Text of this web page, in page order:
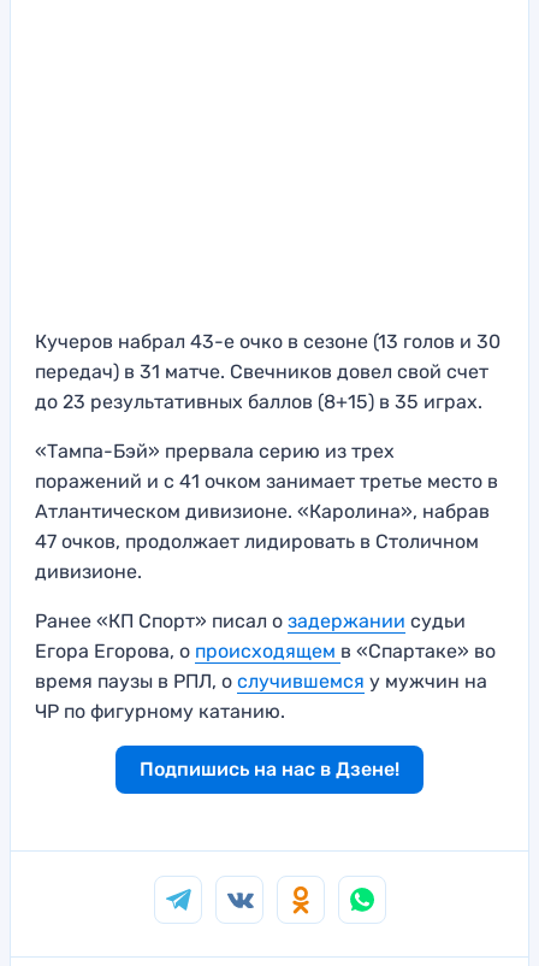
Кучеров набрал 43-е очко в сезоне (13 голов и 30
передач) в 31 матче. Свечников довел свой счет
до 23 результативных баллов (8+15) в 35 играх.
«Тампа-Бэй» прервала серию из трех
поражений и с 41 очком занимает третье место в
Атлантическом дивизионе. «Каролина», набрав
47 очков, продолжает лидировать в Столичном
дивизионе.
Ранее «КП Спорт» писал о задержании судьи
Егора Егорова, о происходящем в «Спартаке» во
время паузы в РПЛ, о случившемся у мужчин на
ЧР по фигурному катанию.
Подпишись на нас в Дзене!